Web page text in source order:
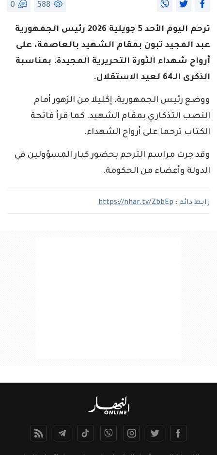
588
0
ترحم اليوم الأحد 5 جويلية 2026 رئيس الجمهورية
عبد المجيد تبون بمقام الشهيد بالعاصمة، على
أرواح شهداء الثورة التحريرية المجيدة. بمناسبة
الذكرى الـ64 لعيد الاستقلال.
ووضع رئيس الجمهورية، إكليلا من الزهور أمام
النصب التذكاري بمقام الشهيد. كما قرأ فاتحة
الكتاب ترحما على أرواح الشهداء.
وقد جرت مراسم الترحم بحضور كبار المسؤولين في
الدولة وأعضاء من الحكومة.
رابط دائم : https://nhar.tv/ZbbEp